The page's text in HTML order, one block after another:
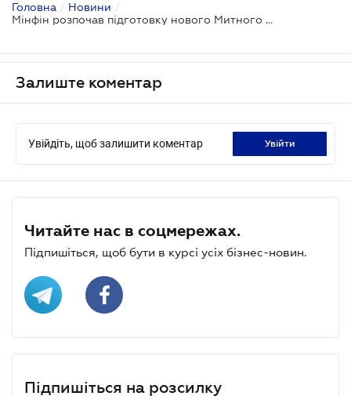
Головна / Новини /
Мінфін розпочав підготовку нового Митного кодексу
Залиште коментар
Увійдіть, щоб залишити коментар увійти
Читайте нас в соцмережах.
Підпишіться, щоб бути в курсі усіх бізнес-новин.
Підпишіться на розсилку